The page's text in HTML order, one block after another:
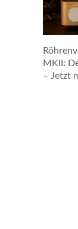
MKII:
– Jetzt